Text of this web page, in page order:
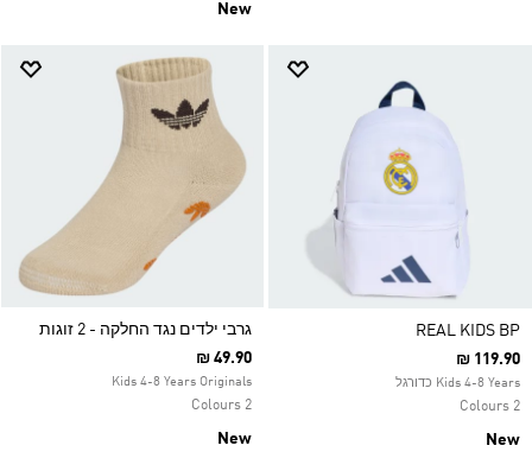
New
REAL KIDS BP
₪ 119.90
Kids 4-8 Years כדורגל
2 Colours
New
גרבי ילדים נגד החלקה - 2 זוגות
₪ 49.90
Kids 4-8 Years Originals
2 Colours
New